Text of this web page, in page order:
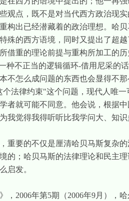
观点，既不是对当代西方政治现
构出已经潜藏着的政治理想。哈
殊的西方语境，同时又提出了超
借重的理论前提与重构所加工的
种不正当的逻辑循环-借用尼采的
不怎么成问题的东西也会显得不
个法律约束"这个问题，现代人唯
者就可能不同意。他会说，根据
我觉得我得听听比我学问大、知
要的不仅是厘清哈贝马斯复杂的
的；哈贝马斯的法律理论和民主
启发。
， 2006年第5期（2006年9月），